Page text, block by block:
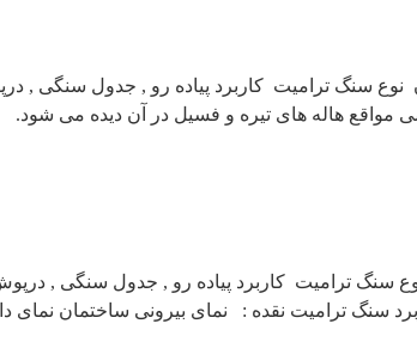
نوع سنگ ترامیت کاربرد پیاده رو , جدول سنگی ,
مواقع هاله های تیره و فسیل در آن دیده می
سنگ ترامیت کاربرد پیاده رو , جدول سنگی ,
سنگ ترامیت نقده : نمای بیرونی ساختمان نمای